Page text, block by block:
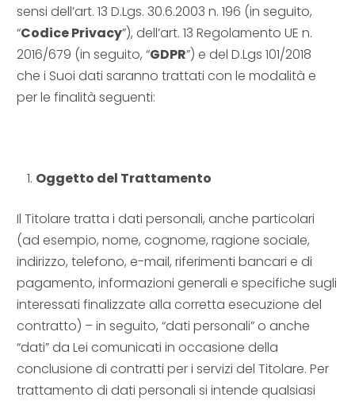
sensi dell’art. 13 D.Lgs. 30.6.2003 n. 196 (in seguito,
“Codice Privacy”), dell’art. 13 Regolamento UE n.
2016/679 (in seguito, “GDPR”) e del D.Lgs 101/2018
che i Suoi dati saranno trattati con le modalità e
per le finalità seguenti:
Oggetto del Trattamento
Il Titolare tratta i dati personali, anche particolari
(ad esempio, nome, cognome, ragione sociale,
indirizzo, telefono, e-mail, riferimenti bancari e di
pagamento, informazioni generali e specifiche sugli
interessati finalizzate alla corretta esecuzione del
contratto) – in seguito, “dati personali” o anche
“dati” da Lei comunicati in occasione della
conclusione di contratti per i servizi del Titolare. Per
trattamento di dati personali si intende qualsiasi